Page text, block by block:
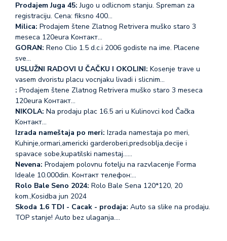
Prodajem Juga 45: Jugo u odlicnom stanju. Spreman za
registraciju. Cena: fiksno 400…
Milica: Prodajem štene Zlatnog Retrivera muško staro 3
meseca 120eura Koнтакт…
GORAN: Reno Clio 1.5 d.c.i 2006 godiste na ime. Placene
sve…
USLUŽNI RADOVI U ČAČKU I OKOLINI: Kosenje trave u
vasem dvoristu placu vocnjaku livadi i slicnim…
: Prodajem štene Zlatnog Retrivera muško staro 3 meseca
120eura Koнтакт…
NIKOLA: Na prodaju plac 16.5 ari u Kulinovci kod Čačka
Koнтакт…
Izrada nameštaja po meri: Izrada namestaja po meri,
Kuhinje,ormari,americki garderoberi,predsoblja,decije i
spavace sobe,kupatilski namestaj...…
Nevena: Prodajem polovnu fotelju na razvlacenje Forma
Ideale 10.000din. Koнтакт телефон:…
Rolo Bale Seno 2024: Rolo Bale Sena 120*120, 20
kom.,Kosidba jun 2024
Skoda 1.6 TDI - Cacak - prodaja: Auto sa slike na prodaju.
TOP stanje! Auto bez ulaganja.…